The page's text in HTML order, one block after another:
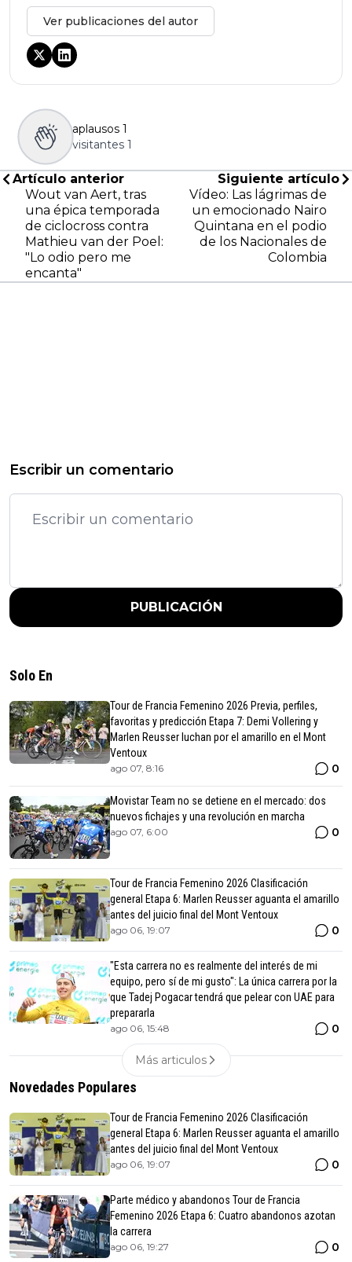
Ver publicaciones del autor
aplausos 1
visitantes 1
Artículo anterior
Wout van Aert, tras
una épica temporada
de ciclocross contra
Mathieu van der Poel:
"Lo odio pero me
encanta"
Siguiente artículo
Vídeo: Las lágrimas de
un emocionado Nairo
Quintana en el podio
de los Nacionales de
Colombia
Escribir un comentario
PUBLICACIÓN
Solo En
Tour de Francia Femenino 2026 Previa, perfiles,
favoritas y predicción Etapa 7: Demi Vollering y
Marlen Reusser luchan por el amarillo en el Mont
Ventoux
ago 07, 8:16 0
Movistar Team no se detiene en el mercado: dos
nuevos fichajes y una revolución en marcha
ago 07, 6:00 0
Tour de Francia Femenino 2026 Clasificación
general Etapa 6: Marlen Reusser aguanta el amarillo
antes del juicio final del Mont Ventoux
ago 06, 19:07 0
"Esta carrera no es realmente del interés de mi
equipo, pero sí de mi gusto": La única carrera por la
que Tadej Pogacar tendrá que pelear con UAE para
prepararla
ago 06, 15:48 0
Más articulos
Novedades Populares
Tour de Francia Femenino 2026 Clasificación
general Etapa 6: Marlen Reusser aguanta el amarillo
antes del juicio final del Mont Ventoux
ago 06, 19:07 0
Parte médico y abandonos Tour de Francia
Femenino 2026 Etapa 6: Cuatro abandonos azotan
la carrera
ago 06, 19:27 0